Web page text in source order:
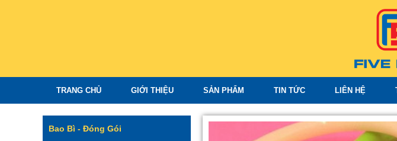
TRANG CHỦ GIỚI THIỆU SẢN PHẨM TIN TỨC LIÊN HỆ
Bao Bì - Đóng Gói